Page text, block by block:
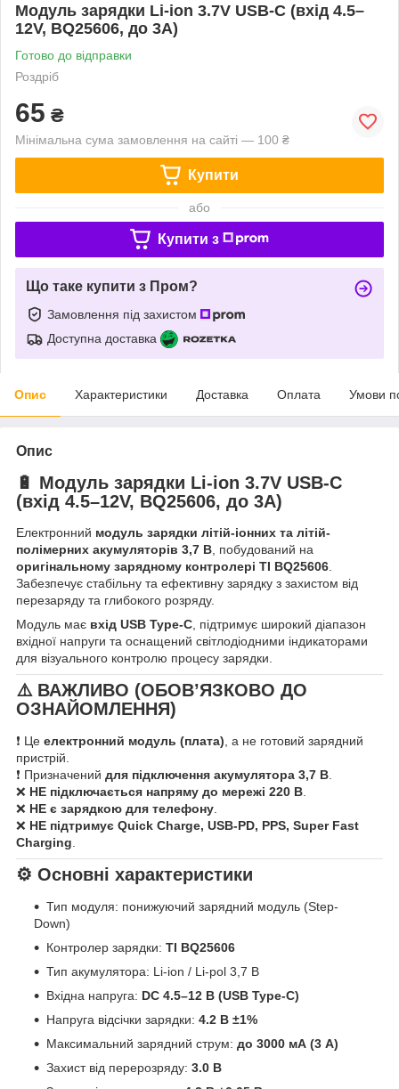
Модуль зарядки Li-ion 3.7V USB-C (вхід 4.5–
12V, BQ25606, до 3A)
Готово до відправки
Роздріб
65 ₴
Мінімальна сума замовлення на сайті — 100 ₴
Купити
або
Купити з
Що таке купити з Пром?
Замовлення під захистом
Доступна доставка
Опис Характеристики Доставка Оплата Умови
Опис
🔋 Модуль зарядки Li-ion 3.7V USB-C
(вхід 4.5–12V, BQ25606, до 3A)
Електронний модуль зарядки літій-іонних та літій-
полімерних акумуляторів 3,7 В, побудований на
оригінальному зарядному контролері TI BQ25606.
Забезпечує стабільну та ефективну зарядку з захистом від
перезаряду та глибокого розряду.
Модуль має вхід USB Type-C, підтримує широкий діапазон
вхідної напруги та оснащений світлодіодними індикаторами
для візуального контролю процесу зарядки.
⚠️ ВАЖЛИВО (ОБОВʼЯЗКОВО ДО
ОЗНАЙОМЛЕННЯ)
❗ Це електронний модуль (плата) , а не готовий зарядний
пристрій.
❗ Призначений для підключення акумулятора 3,7 В
❌ НЕ підключається напряму до мережі 220 В
❌ НЕ є зарядкою для телефону
❌ НЕ підтримує Quick Charge, USB-PD, PPS, Super Fast
Charging
⚙️ Основні характеристики
Тип модуля: понижуючий зарядний модуль (Step-
Down)
Контролер зарядки: TI BQ25606
Тип акумулятора: Li-ion / Li-pol 3,7 В
Вхідна напруга: DC 4.5–12 В (USB Type-C)
Напруга відсічки зарядки: 4.2 В ±1%
Максимальний зарядний струм: до 3000 мА (3 А)
Захист від перерозряду: 3.0 В